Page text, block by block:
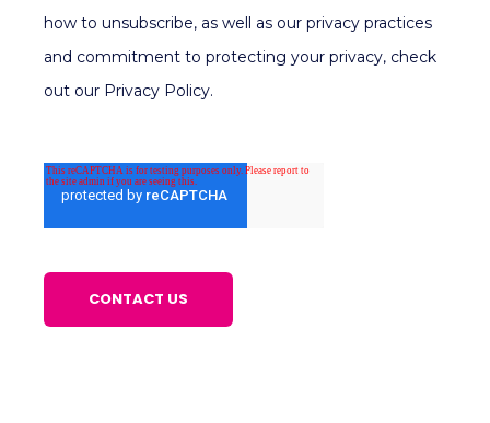
how to unsubscribe, as well as our privacy practices
and commitment to protecting your privacy, check
out our Privacy Policy.